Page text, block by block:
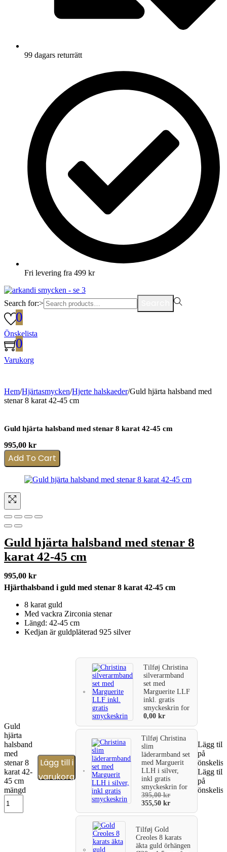
99 dagars returrätt
Fri levering fra 499 kr
Search for:>
0
Önskelista
0
Varukorg
Hem/Hjärtasmycken/Hjerte halskaeder/Guld hjärta halsband med
stenar 8 karat 42-45 cm
Guld hjärta halsband med stenar 8 karat 42-45 cm
995,00 kr
Add To Cart
Guld hjärta halsband med stenar 8
karat 42-45 cm
995,00 kr
Hjärthalsband i guld med stenar 8 karat 42-45 cm
8 karat guld
Med vackra Zirconia stenar
Längd: 42-45 cm
Kedjan är guldpläterad 925 silver
Guld
hjärta
halsband
med
stenar 8
karat 42-
45 cm
mängd
Lägg till i
varukorg
TilføjChristina
silverarmband
set med
Marguerite LLF
inkl. gratis
smyckeskrinfor
0,00kr
TilføjChristina
slim
läderarmband set
med Marguerit
LLH i silver,
inkl gratis
smyckeskrinfor
395,00kr
355,50kr
TilføjGold
Creoles 8 karats
äkta guld örhängen
Lägg till
på
Lägg till
på